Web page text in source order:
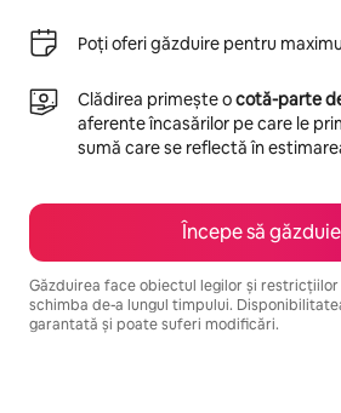
Poți oferi găzduire pentru
Clădirea primește ocotă-parte
aferente încasărilor pe care le
sumă care se reflectă în
Începe să
Găzduirea face obiectul legilor și
schimba de-a lungul timpului.
garantată și poate suferi modificări.